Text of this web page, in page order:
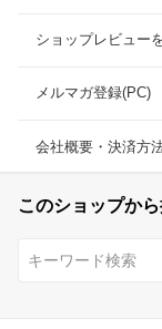
ショップレビュー
メルマガ登録(PC)
会社概要・決済方
このショップか